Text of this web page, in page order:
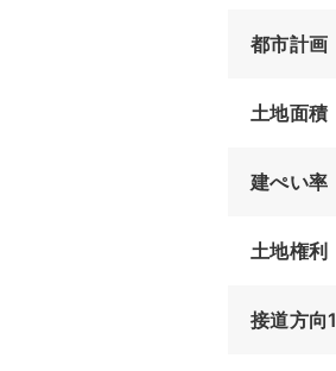
都市計画
土地面積
建ぺい率
土地権利
接道方向1